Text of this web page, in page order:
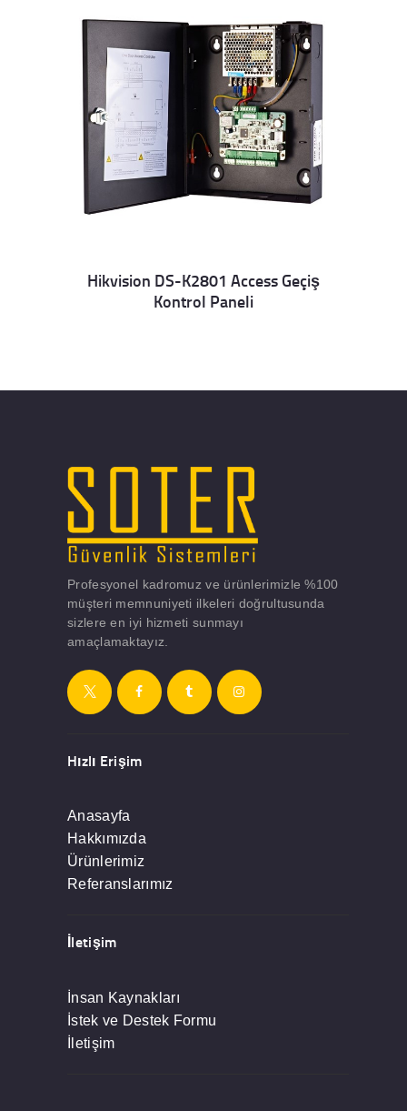
Details
Hikvision DS-K2801 Access Geçiş
Kontrol Paneli
Profesyonel kadromuz ve ürünlerimizle %100
müşteri memnuniyeti ilkeleri doğrultusunda
sizlere en iyi hizmeti sunmayı
amaçlamaktayız.
Hızlı Erişim
Anasayfa
Hakkımızda
Ürünlerimiz
Referanslarımız
İletişim
İnsan Kaynakları
İstek ve Destek Formu
İletişim